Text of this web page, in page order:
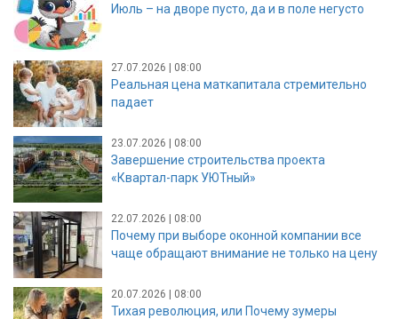
Июль – на дворе пусто, да и в поле негусто
27.07.2026 | 08:00
Реальная цена маткапитала стремительно
падает
23.07.2026 | 08:00
Завершение строительства проекта
«Квартал-парк УЮТный»
22.07.2026 | 08:00
Почему при выборе оконной компании все
чаще обращают внимание не только на цену
20.07.2026 | 08:00
Тихая революция, или Почему зумеры